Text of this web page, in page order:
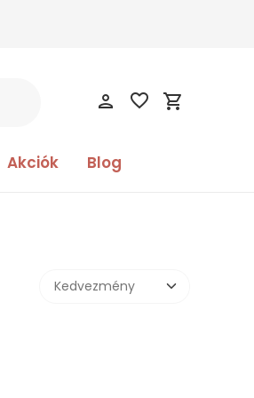
Akciók Blog
person favorite_border shopping_cart